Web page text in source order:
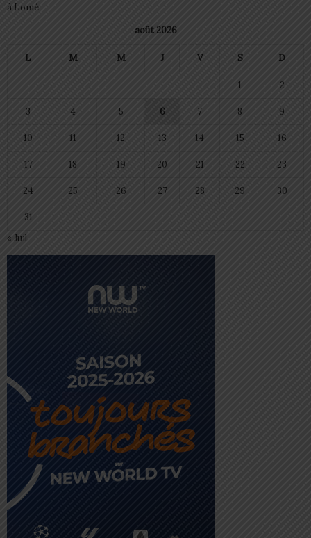
à Lomé
août 2026
L M M J V S D
1 2
3 4 5 6 7 8 9
10 11 12 13 14 15 16
17 18 19 20 21 22 23
24 25 26 27 28 29 30
31
« Juil